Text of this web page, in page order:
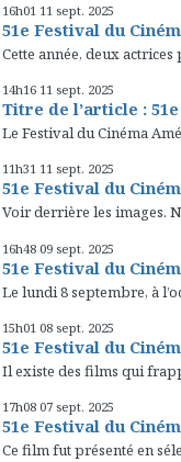
16h01 11 sept. 2025
51e Festival du
Cette année, deux actrices
14h16 11 sept. 2025
Titre de l’article :
Le Festival du Cinéma
11h31 11 sept. 2025
51e Festival du
Voir derrière les images.
16h48 09 sept. 2025
51e Festival du
Le lundi 8 septembre, à
15h01 08 sept. 2025
51e Festival du
Il existe des films qui
17h08 07 sept. 2025
51e Festival du
Ce film fut présenté en